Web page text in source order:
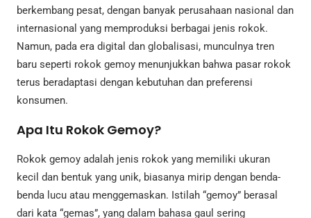
berkembang pesat, dengan banyak perusahaan nasional dan
internasional yang memproduksi berbagai jenis rokok.
Namun, pada era digital dan globalisasi, munculnya tren
baru seperti rokok gemoy menunjukkan bahwa pasar rokok
terus beradaptasi dengan kebutuhan dan preferensi
konsumen.
Apa Itu Rokok Gemoy?
Rokok gemoy adalah jenis rokok yang memiliki ukuran
kecil dan bentuk yang unik, biasanya mirip dengan benda-
benda lucu atau menggemaskan. Istilah “gemoy” berasal
dari kata “gemas”, yang dalam bahasa gaul sering